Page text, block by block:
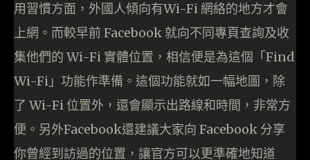
用習慣方面，外國人傾向有Wi-Fi 網絡的地方才會
上網。而較早前 Facebook 就向不同專頁查詢及收
集他們的 Wi-Fi 實體位置，相信便是為這個「Find
Wi-Fi」功能作準備。這個功能就如一幅地圖，除
了 Wi-Fi 位置外，還會顯示出路線和時間，非常方
便。另外Facebook還建議大家向 Facebook 分享
你曾經到訪過的位置，讓官方可以更準確地知道